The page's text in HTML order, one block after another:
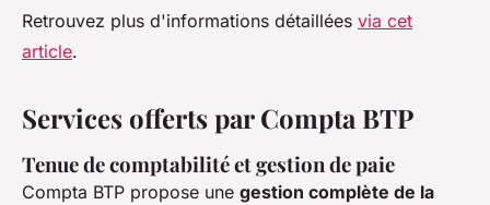
Retrouvez plus d'informations détaillées via cet
article.
Services offerts par Compta BTP
Tenue de comptabilité et gestion de paie
Compta BTP propose une gestion complète de la